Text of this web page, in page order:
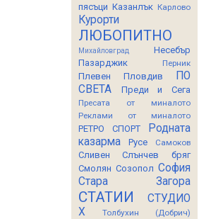
пясъци Казанлък Карлово
Курорти
ЛЮБОПИТНО
Михайловград
Несебър
Пазарджик
Перник
Плевен Пловдив
ПО
СВЕТА
Преди и Сега
Пресата от миналото
Реклами от миналото
РЕТРО СПОРТ
Родната
казарма
Русе Самоков
Сливен
Слънчев бряг
Смолян Созопол София
Стара Загора
СТАТИИ
СТУДИО
Х
Толбухин (Добрич)